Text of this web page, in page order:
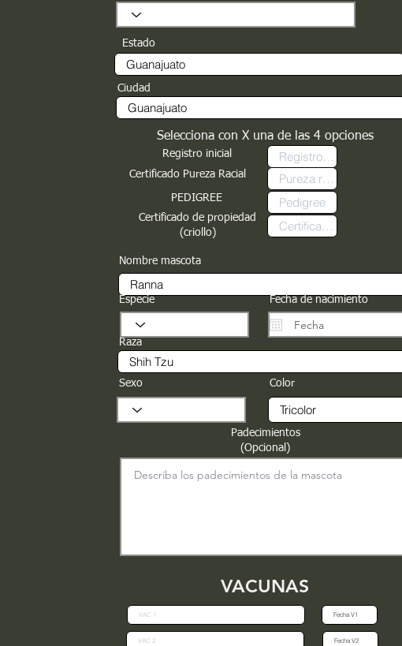
Estado
Ciudad
Selecciona con X una de las 4 opciones
Registro inicial
Certificado Pureza Racial
PEDIGREE
Certificado de propiedad
(criollo)
Nombre mascota
Especie Fecha de nacimiento
Raza
Sexo Color
Padecimientos
(Opcional)
VACUNAS